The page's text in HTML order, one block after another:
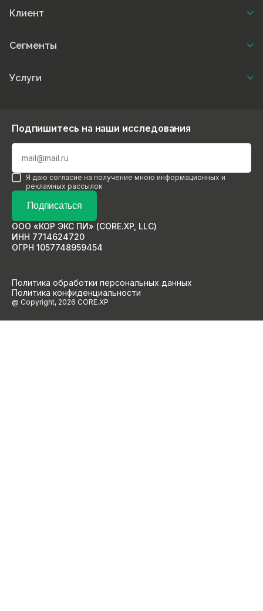
Клиент
Сегменты
Услуги
ООО «КОР ЭКС ПИ» (CORE.XP, LLC)
ИНН 7714624720
ОГРН 1057748959454
Политика обработки персональных данных
Политика конфиденциальности
@ Copyright, 2026 CORE.XP
Подпишитесь на наши исследования
Подписаться
Я даю согласие на получение мною информационных и
рекламных рассылок